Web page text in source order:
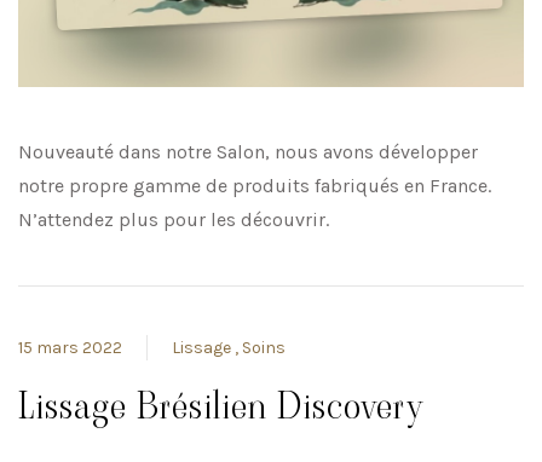
Nouveauté dans notre Salon, nous avons développer
notre propre gamme de produits fabriqués en France.
N’attendez plus pour les découvrir.
15 mars 2022 Lissage Soins
Lissage Brésilien Discovery